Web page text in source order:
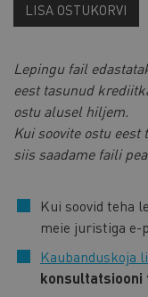
LISA OSTUKORVI
Lepingu fail
eest tasunud
ostu alusel hiljem.
Kui soovite ostu eest
siis saadame faili
Kui soovid teha
meie juristiga e-
Kaubanduskoja
konsultatsiooni